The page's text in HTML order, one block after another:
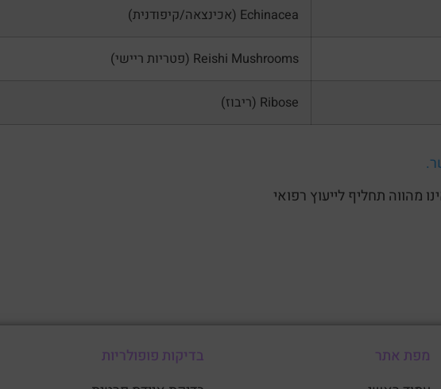
Echinacea (אכינצאה/קיפודנית)
Reishi Mushrooms (פטריות ריישי)
Ribose (ריבוז)
מהווה תחליף לייעוץ רפואי
מפת אתר
בדיקות פופולריות